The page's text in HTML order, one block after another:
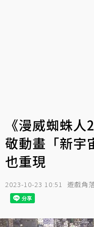
《漫威蜘蛛
敬動畫「新宇
也重現
2023-10-23 10:51 遊戲角